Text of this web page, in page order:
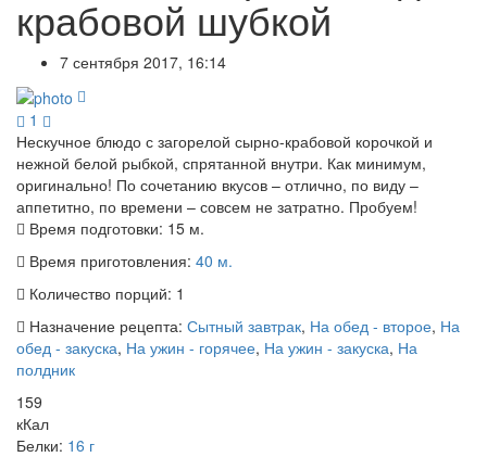
крабовой шубкой
7 сентября 2017, 16:14
1
Нескучное блюдо с загорелой сырно-крабовой корочкой и
нежной белой рыбкой, спрятанной внутри. Как минимум,
оригинально! По сочетанию вкусов – отлично, по виду –
аппетитно, по времени – совсем не затратно. Пробуем!
Время подготовки: 15 м.
Время приготовления: 40 м.
Количество порций: 1
Назначение рецепта: Сытный завтрак, На обед - второе, На
обед - закуска, На ужин - горячее, На ужин - закуска, На
полдник
159
кКал
Белки: 16 г